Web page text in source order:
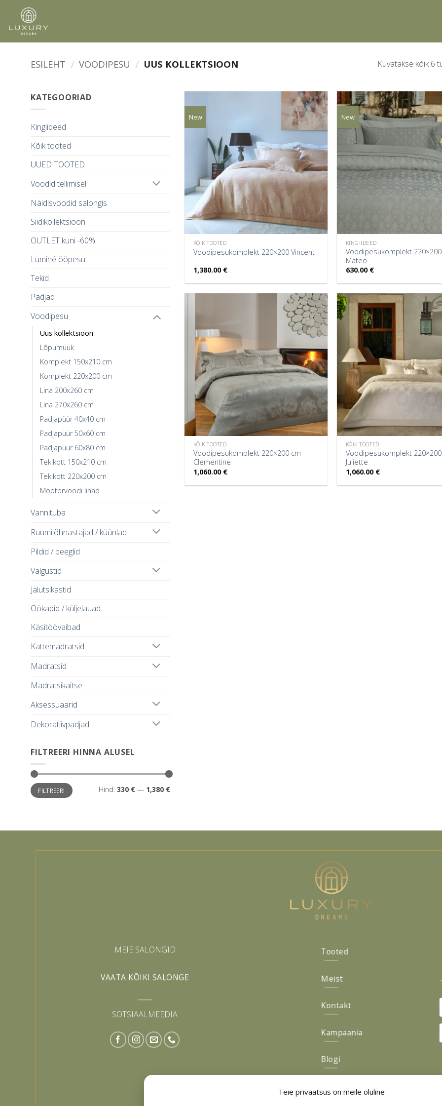
Teie privaatsus on meile oluline
content
ESILEHT / VOODIPESU / UUS KOLLEKTSIOON Kuvatakse kõik 6
KATEGOORIAD
Kingiideed
Kõik tooted
UUED TOOTED
Voodid tellimisel
Näidisvoodid salongis
Siidikollektsioon
OUTLET kuni -60%
Luminé ööpesu
Tekid
Padjad
Voodipesu
Uus kollektsioon
Lõpumüük
Komplekt 150x210 cm
Komplekt 220x200 cm
Lina 200x260 cm
Lina 270x260 cm
Padjapüür 40x40 cm
Padjapüür 50x60 cm
Padjapüür 60x80 cm
Tekikott 150x210 cm
Tekikott 220x200 cm
Mootorvoodi linad
Vannituba
Ruumilõhnastajad / küünlad
Pildid / peeglid
Valgustid
Jalutsikastid
Öökapid / küljelauad
Käsitöövaibad
Kattemadratsid
Madratsid
Madratsikaitse
Aksessuaarid
Dekoratiivpadjad
FILTREERI HINNA ALUSEL
Minimaalne
hind
Maksimaalne
hindFILTREERI Hind: 330 €— 1,380 €
New
KÕIK TOOTED
Voodipesukomplekt 220×200 Vincent
1,380.00 €
New
KINGIIDEED
Voodipesukomplekt
Mateo
630.00 €
KÕIK TOOTED
Voodipesukomplekt 220×200 cm
Clementine
1,060.00 €
KÕIK TOOTED
Voodipesukomplekt
Juliette
1,060.00 €
Tooted
Meist
Kontakt
Kampaania
Blogi
MEIE SALONGID
VAATA KÕIKI SALONGE
SOTSIAALMEEDIA